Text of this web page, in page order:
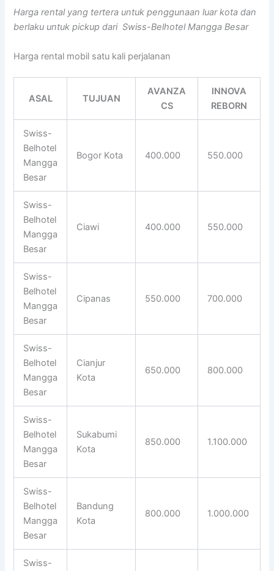
Harga rental yang tertera untuk penggunaan luar kota dan
berlaku untuk pickup dari Swiss-Belhotel Mangga Besar
Harga rental mobil satu kali perjalanan
ASAL TUJUAN
AVANZA
CS
INNOVA
REBORN
Swiss-
Belhotel
Mangga
Besar
Bogor Kota 400.000 550.000
Swiss-
Belhotel
Mangga
Besar
Ciawi 400.000 550.000
Swiss-
Belhotel
Mangga
Besar
Cipanas 550.000 700.000
Swiss-
Belhotel
Mangga
Besar
Cianjur
Kota
650.000 800.000
Swiss-
Belhotel
Mangga
Besar
Sukabumi
Kota
850.000 1.100.000
Swiss-
Belhotel
Mangga
Besar
Bandung
Kota
800.000 1.000.000
Swiss-